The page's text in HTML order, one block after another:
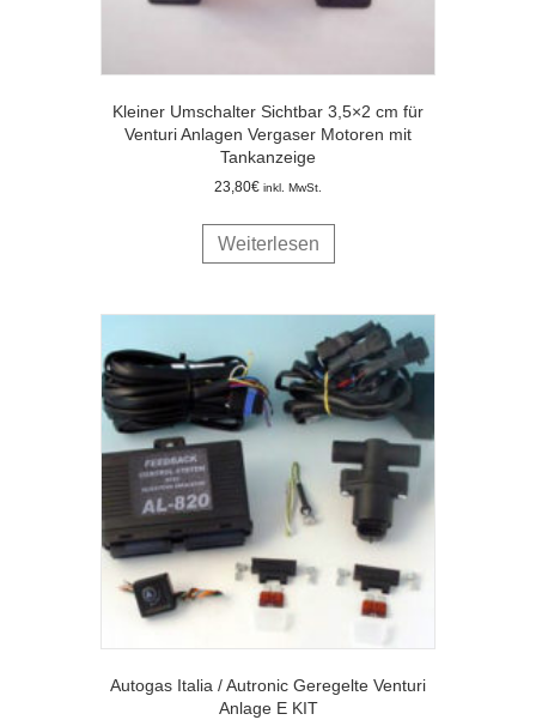
Kleiner Umschalter Sichtbar 3,5×2 cm für
Venturi Anlagen Vergaser Motoren mit
Tankanzeige
23,80€ inkl. MwSt.
Weiterlesen
Autogas Italia / Autronic Geregelte Venturi
Anlage E KIT